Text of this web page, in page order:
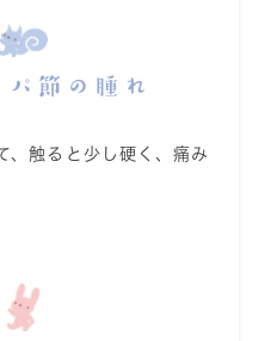
節の腫れ
、触ると少し硬く、痛み